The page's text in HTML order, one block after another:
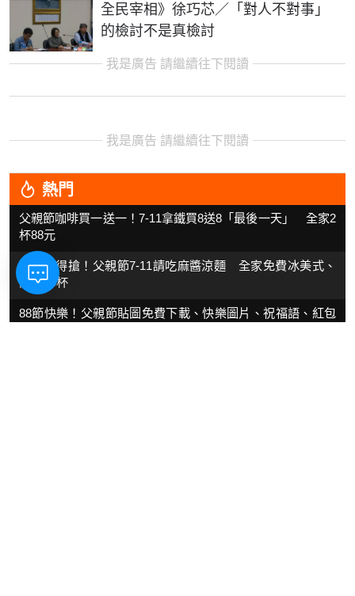
全民宰相》徐巧芯／「對人不對事」
的檢討不是真檢討
我是廣告 請繼續往下閱讀
我是廣告 請繼續往下閱讀
熱門
父親節咖啡買一送一！7-11拿鐵買8送8「最後一天」 全家2
杯88元
今天記得搶！父親節7-11請吃麻醬涼麵 全家免費冰美式、
限5000杯
88節快樂！父親節貼圖免費下載、快樂圖片、祝福語、紅包